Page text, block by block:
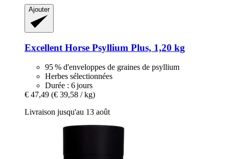
Ajouter
Excellent Horse Psyllium Plus, 1,20 kg
95 % d'enveloppes de graines de psyllium
Herbes sélectionnées
Durée : 6 jours
€ 47,49 (€ 39,58 / kg)
Livraison jusqu'au 13 août